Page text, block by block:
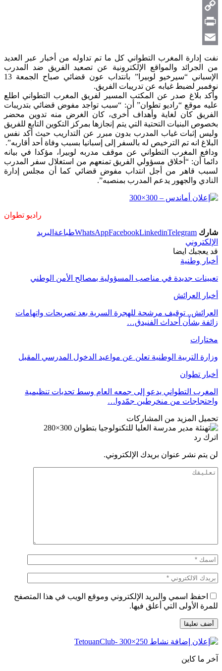
Telegram
Copy
Link
Print
Email
نفت إدارة المغرب التطواني كل ما تم تداوله من أخبار عبر العديد
من الجرائد والمواقع الإلكترونية عن تصعيد الفريق ضد المدرب
الإسباني “سيرخيو لوبيرا” بانتداب عون قضائي صباح الجمعة 13
نوفمبر لضبط غيابه عن تدريبات الفريق.
وأكد بلاغ صدر عن المكتب المسير لفريق المغرب التطواني اطلع
عليه موقع “راديو تطوان” أن: “سبب تواجد مفوض قضائي بتدريبات
الفريق كان لغاية وأهداف أخرى، كان الغرض منه تدوين محضر
بخصوص البنيات التحتية التي يتم إنجازها بمركز التكوين التابع للفريق
وليس إثبات غياب المدرب بدون مبرر عن التداريب حيث أكد نفس
البلاغ انه تم الترخيص له بالسفر إلى إسبانيا بسبب وفاة أحد أقاربه”.
ودافع المغرب التطواني عن موقف مدربه لوبيرا، مؤكدا في بيانه
دائما أن: “أخلاق مسؤولي الفريق تمنعهم من استغلال سفر المدرب
لسبب قاهر من أجل انتداب مفوض قضائي كما أن مجلس إدارة
النادي والجهور يدعم المدرب بمنصبه”.
راديو تطوان
شارك WhatsAppFacebookLinkedinTelegram طباعة البريد
الإلكتروني
قد يعجبك ايضا
أخبار وطنية
تعيينات جديدة في مناصب المسؤولية بمصالح الأمن الوطني
أخبار العرائش
العرائش.. توقيف مرشحة للهجرة السرية بعد تصريحات واتهامات
زائفة بشأن أحداث الفنيدق…
مختارات
وزارة التربية الوطنية تعلن عن مواعيد الدخول المدرسي المقبل
أخبار تطوان
المغرب التطواني يدعو إلى جمعه العام وسط تحديات تنظيمية
واحتجاجات من منخرطين جمّدوا…
تحميل المزيد من المشاركات
اترك رد
لن يتم نشر عنوان بريدك الإلكتروني.
احفظ اسمي والبريد الإلكتروني وموقع الويب في هذا المتصفح
للمرة الأولى التي أعلق فيها.
آخر ما كاين